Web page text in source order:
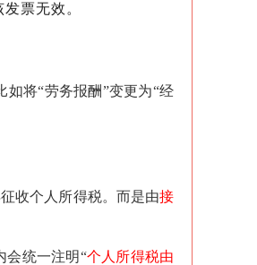
票无效。
如将“劳务报酬”变更为“经
收个人所得税。而是由接
会统一注明“个人所得税由